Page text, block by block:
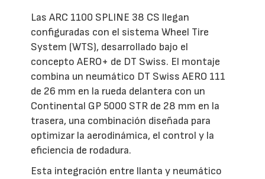
Las ARC 1100 SPLINE 38 CS llegan
configuradas con el sistema Wheel Tire
System (WTS), desarrollado bajo el
concepto AERO+ de DT Swiss. El montaje
combina un neumático DT Swiss AERO 111
de 26 mm en la rueda delantera con un
Continental GP 5000 STR de 28 mm en la
trasera, una combinación diseñada para
optimizar la aerodinámica, el control y la
eficiencia de rodadura.
Esta integración entre llanta y neumático